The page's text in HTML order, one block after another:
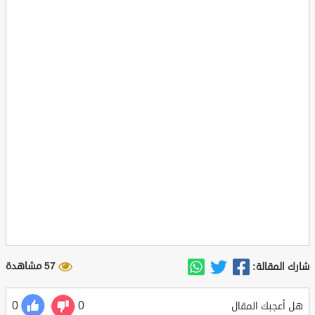
شارك المقالة: 57 مشاهدة
هل أعجبك المقال 0
0